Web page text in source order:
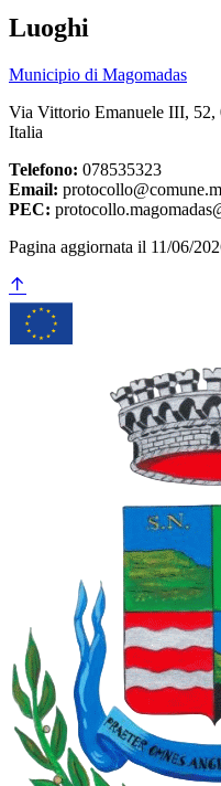
Luoghi
Municipio di Magomadas
Via Vittorio Emanuele III, 52,
Italia
Telefono: 078535323
Email:
PEC:
Pagina aggiornata il 11/06/